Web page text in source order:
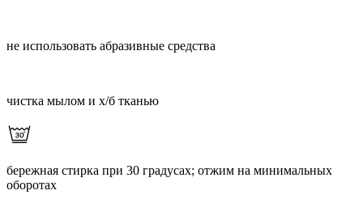
не использовать абразивные средства
чистка мылом и х/б тканью
бережная стирка при 30 градусах; отжим на минимальных
оборотах